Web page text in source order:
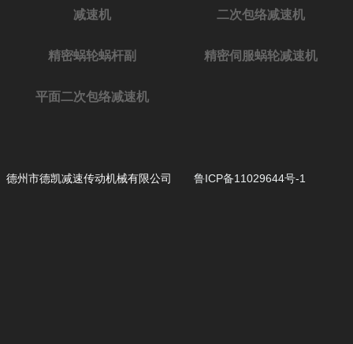
减速机 二次包络减速机
精密蜗轮蜗杆副 精密伺服蜗轮减速机
平面二次包络减速机
德州市德凯减速传动机械有限公司 鲁ICP备11029644号-1